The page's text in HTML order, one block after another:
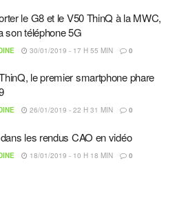
le G8 et le V50 ThinQ à la MWC,
son téléphone 5G
30/01/2019 - 17 H 55 MIN 0
le premier smartphone phare
26/01/2019 - 22 H 31 MIN 0
les rendus CAO en vidéo
18/01/2019 - 10 H 18 MIN 0